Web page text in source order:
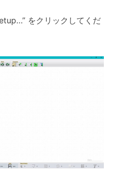
をクリックしてくだ